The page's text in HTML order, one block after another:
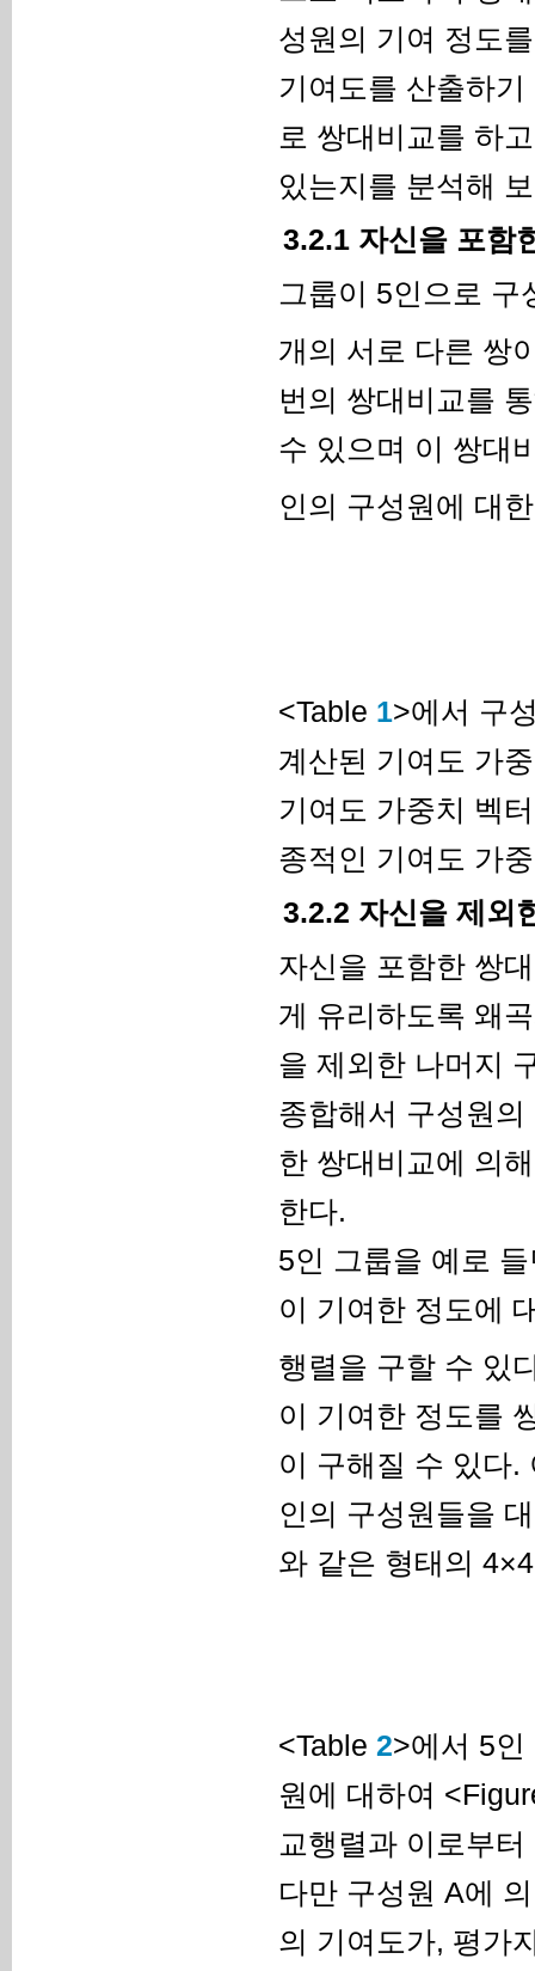
성원의 기여 정도
기여도를 산출하
로 쌍대비교를 하
있는지를 분석해
3.2.1 자신을 포함
그룹이 5인으로
개의 서로 다른 쌍
번의 쌍대비교를
수 있으며 이 쌍대
인의 구성원에 대
<Table 1>에서 구
계산된 기여도 가
기여도 가중치 벡
종적인 기여도 가
3.2.2 자신을 제외
자신을 포함한 쌍
게 유리하도록 왜
을 제외한 나머지
종합해서 구성원
한 쌍대비교에 의
한다.
5인 그룹을 예로
이 기여한 정도에
행렬을 구할 수 있
이 기여한 정도를
이 구해질 수 있다.
인의 구성원들을
와 같은 형태의
<Table 2>에서 5인
원에 대하여
교행렬과 이로부
다만 구성원 A에
의 기여도가, 평가